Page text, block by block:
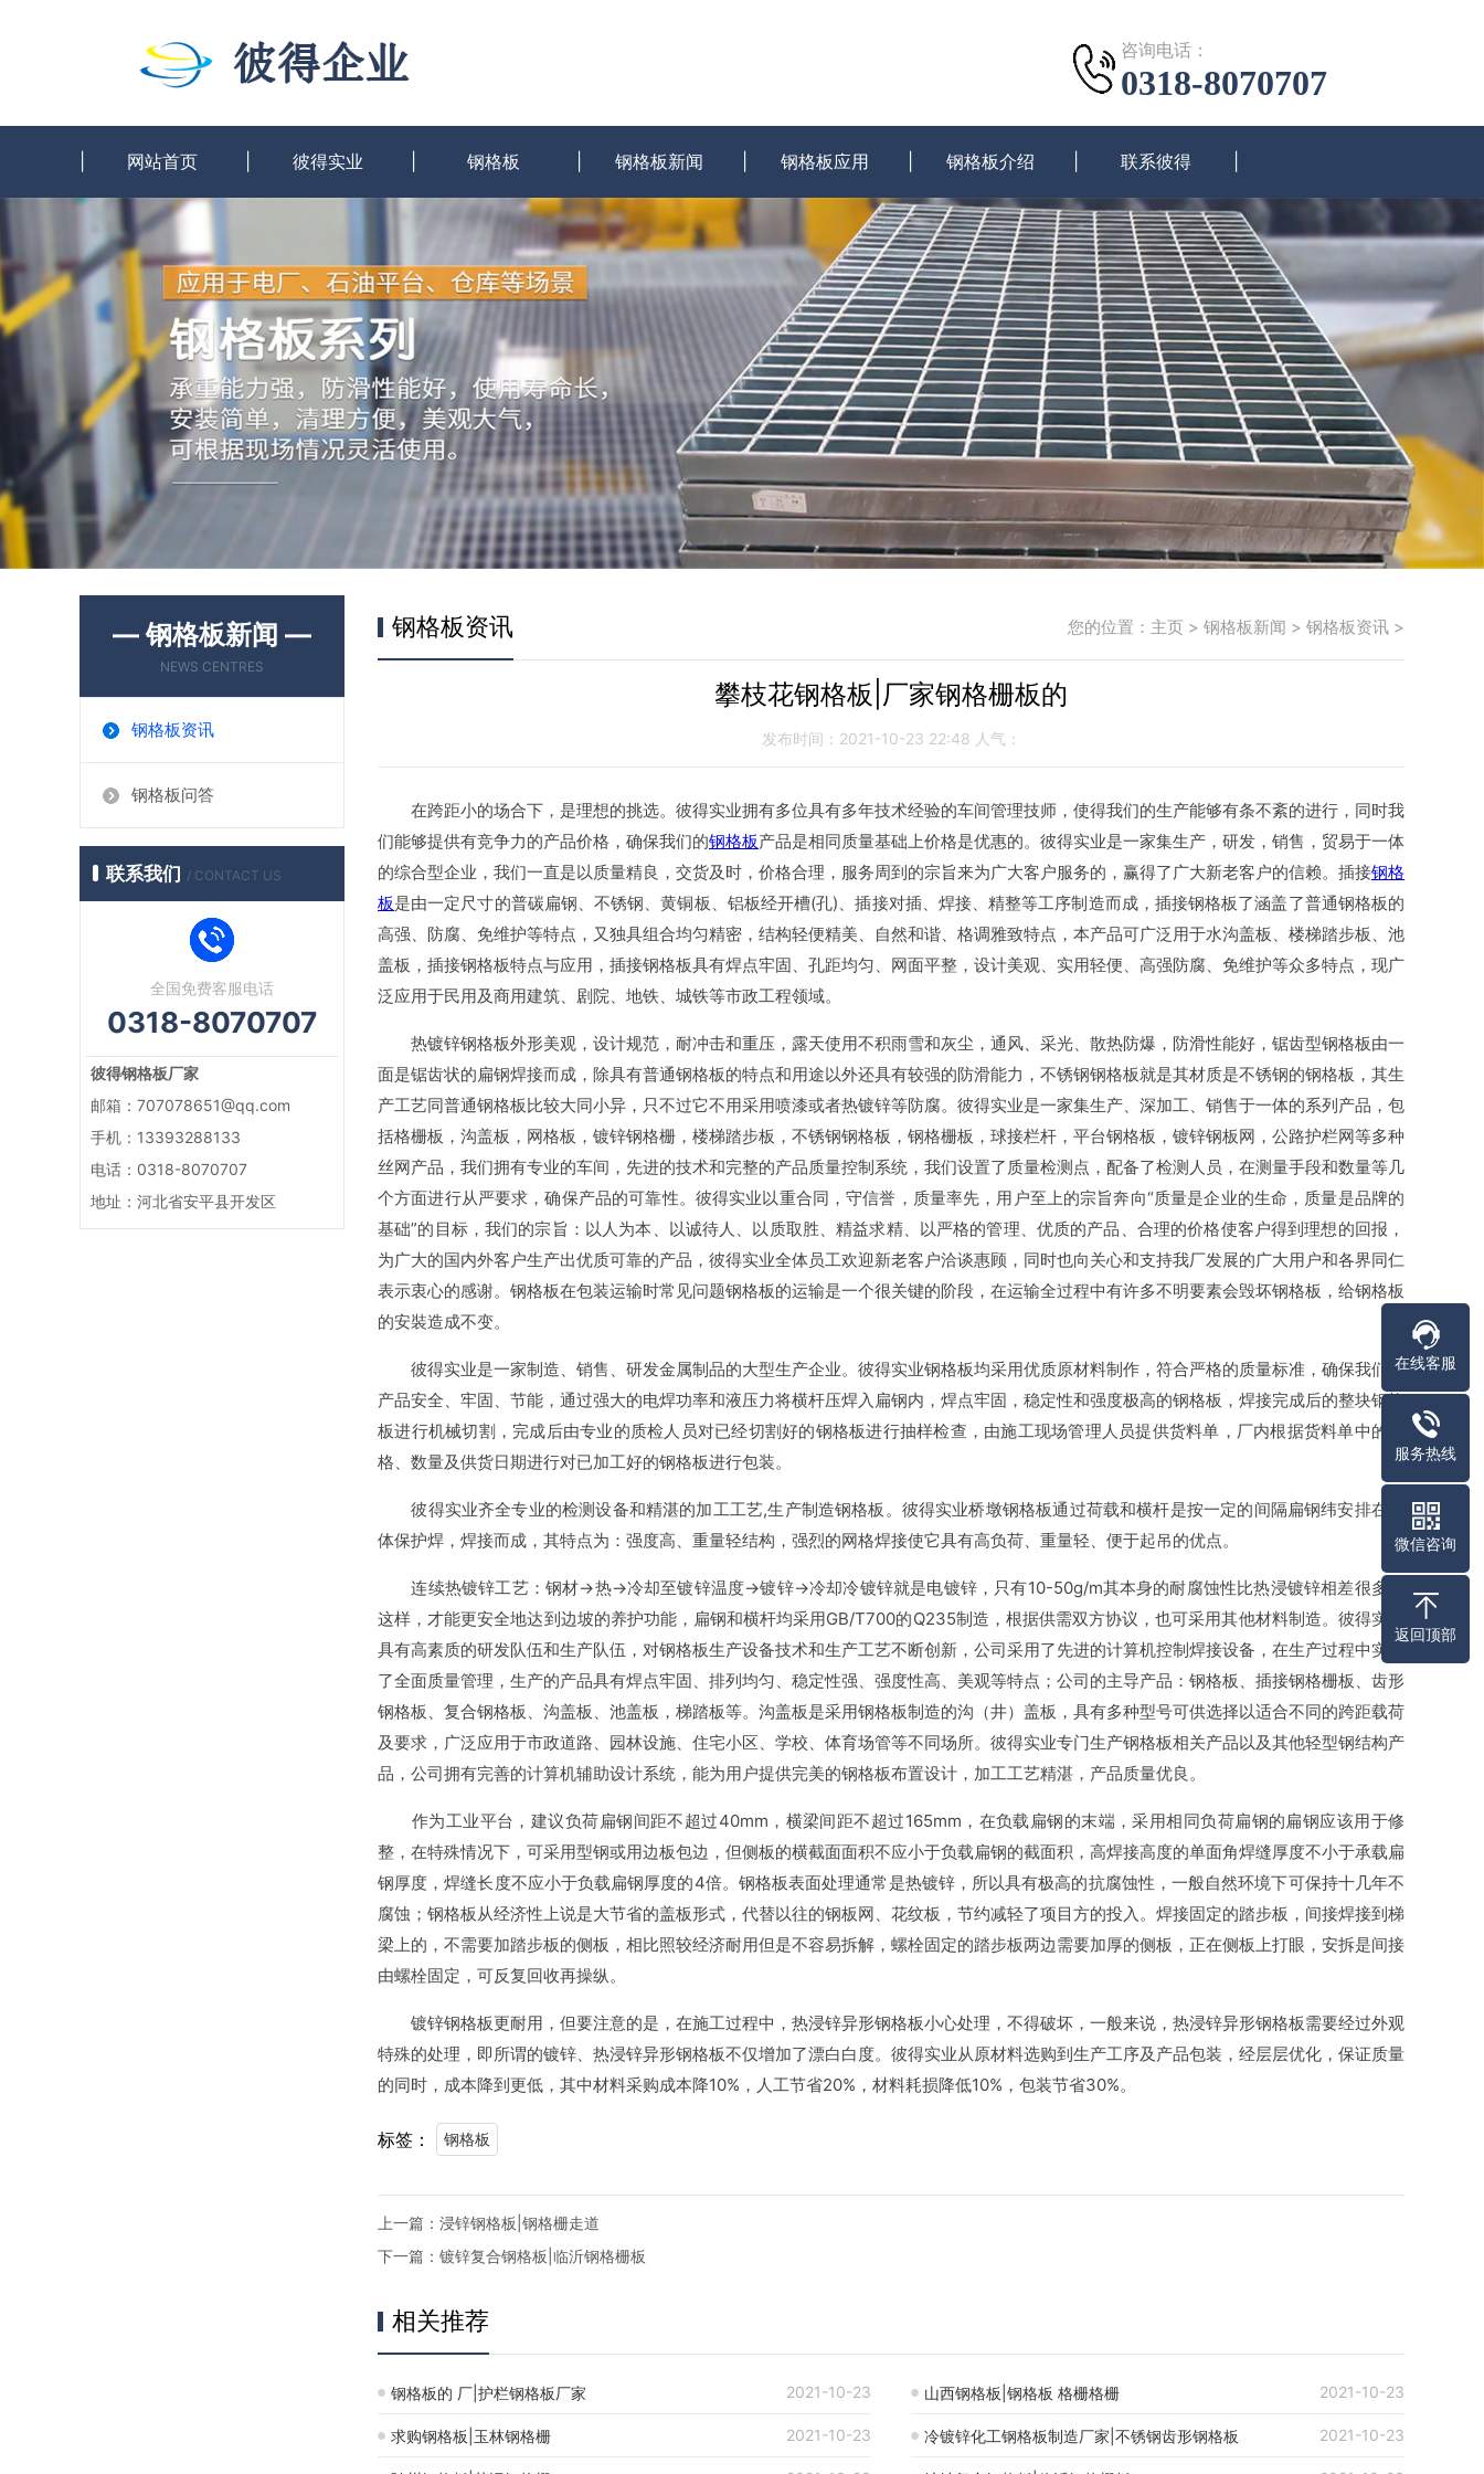
咨询电话：
0318-8070707
网站首页 彼得实业 钢格板 钢格板新闻 钢格板应用 钢格板介绍 联系彼得
— 钢格板新闻 —
NEWS CENTRES
钢格板资讯
钢格板问答
联系我们 / CONTACT US
全国免费客服电话
0318-8070707
彼得钢格板厂家
邮箱：707078651@qq.com
手机：13393288133
电话：0318-8070707
地址：河北省安平县开发区
您的位置： 主页 > 钢格板新闻 > 钢格板资讯 >
钢格板资讯
攀枝花钢格板|厂家钢格栅板的
发布时间：2021-10-23 22:48 人气：
在跨距小的场合下，是理想的挑选。彼得实业拥有多位具有多年技术经验的车间管理技师，使得我们的生产能够有条不紊的进行，同时我
们能够提供有竞争力的产品价格，确保我们的钢格板产品是相同质量基础上价格是优惠的。彼得实业是一家集生产，研发，销售，贸易于一体
的综合型企业，我们一直是以质量精良，交货及时，价格合理，服务周到的宗旨来为广大客户服务的，赢得了广大新老客户的信赖。插接钢格
板是由一定尺寸的普碳扁钢、不锈钢、黄铜板、铝板经开槽(孔)、插接对插、焊接、精整等工序制造而成，插接钢格板了涵盖了普通钢格板的
高强、防腐、免维护等特点，又独具组合均匀精密，结构轻便精美、自然和谐、格调雅致特点，本产品可广泛用于水沟盖板、楼梯踏步板、池
盖板，插接钢格板特点与应用，插接钢格板具有焊点牢固、孔距均匀、网面平整，设计美观、实用轻便、高强防腐、免维护等众多特点，现广
泛应用于民用及商用建筑、剧院、地铁、城铁等市政工程领域。
热镀锌钢格板外形美观，设计规范，耐冲击和重压，露天使用不积雨雪和灰尘，通风、采光、散热防爆，防滑性能好，锯齿型钢格板由一
面是锯齿状的扁钢焊接而成，除具有普通钢格板的特点和用途以外还具有较强的防滑能力，不锈钢钢格板就是其材质是不锈钢的钢格板，其生
产工艺同普通钢格板比较大同小异，只不过它不用采用喷漆或者热镀锌等防腐。彼得实业是一家集生产、深加工、销售于一体的系列产品，包
括格栅板，沟盖板，网格板，镀锌钢格栅，楼梯踏步板，不锈钢钢格板，钢格栅板，球接栏杆，平台钢格板，镀锌钢板网，公路护栏网等多种
丝网产品，我们拥有专业的车间，先进的技术和完整的产品质量控制系统，我们设置了质量检测点，配备了检测人员，在测量手段和数量等几
个方面进行从严要求，确保产品的可靠性。彼得实业以重合同，守信誉，质量率先，用户至上的宗旨奔向“质量是企业的生命，质量是品牌的
基础”的目标，我们的宗旨：以人为本、以诚待人、以质取胜、精益求精、以严格的管理、优质的产品、合理的价格使客户得到理想的回报，
为广大的国内外客户生产出优质可靠的产品，彼得实业全体员工欢迎新老客户洽谈惠顾，同时也向关心和支持我厂发展的广大用户和各界同仁
表示衷心的感谢。钢格板在包装运输时常见问题钢格板的运输是一个很关键的阶段，在运输全过程中有许多不明要素会毁坏钢格板，给钢格板
的安裝造成不变。
彼得实业是一家制造、销售、研发金属制品的大型生产企业。彼得实业钢格板均采用优质原材料制作，符合严格的质量标准，确保我们的
产品安全、牢固、节能，通过强大的电焊功率和液压力将横杆压焊入扁钢内，焊点牢固，稳定性和强度极高的钢格板，焊接完成后的整块钢格
板进行机械切割，完成后由专业的质检人员对已经切割好的钢格板进行抽样检查，由施工现场管理人员提供货料单，厂内根据货料单中的规
格、数量及供货日期进行对已加工好的钢格板进行包装。
彼得实业齐全专业的检测设备和精湛的加工工艺,生产制造钢格板。彼得实业桥墩钢格板通过荷载和横杆是按一定的间隔扁钢纬安排在气
体保护焊，焊接而成，其特点为：强度高、重量轻结构，强烈的网格焊接使它具有高负荷、重量轻、便于起吊的优点。
连续热镀锌工艺：钢材→热→冷却至镀锌温度→镀锌→冷却冷镀锌就是电镀锌，只有10-50g/m其本身的耐腐蚀性比热浸镀锌相差很多，
这样，才能更安全地达到边坡的养护功能，扁钢和横杆均采用GB/T700的Q235制造，根据供需双方协议，也可采用其他材料制造。彼得实业
具有高素质的研发队伍和生产队伍，对钢格板生产设备技术和生产工艺不断创新，公司采用了先进的计算机控制焊接设备，在生产过程中实行
了全面质量管理，生产的产品具有焊点牢固、排列均匀、稳定性强、强度性高、美观等特点；公司的主导产品：钢格板、插接钢格栅板、齿形
钢格板、复合钢格板、沟盖板、池盖板，梯踏板等。沟盖板是采用钢格板制造的沟（井）盖板，具有多种型号可供选择以适合不同的跨距载荷
及要求，广泛应用于市政道路、园林设施、住宅小区、学校、体育场管等不同场所。彼得实业专门生产钢格板相关产品以及其他轻型钢结构产
品，公司拥有完善的计算机辅助设计系统，能为用户提供完美的钢格板布置设计，加工工艺精湛，产品质量优良。
作为工业平台，建议负荷扁钢间距不超过40mm，横梁间距不超过165mm，在负载扁钢的末端，采用相同负荷扁钢的扁钢应该用于修
整，在特殊情况下，可采用型钢或用边板包边，但侧板的横截面面积不应小于负载扁钢的截面积，高焊接高度的单面角焊缝厚度不小于承载扁
钢厚度，焊缝长度不应小于负载扁钢厚度的4倍。钢格板表面处理通常是热镀锌，所以具有极高的抗腐蚀性，一般自然环境下可保持十几年不
腐蚀；钢格板从经济性上说是大节省的盖板形式，代替以往的钢板网、花纹板，节约减轻了项目方的投入。焊接固定的踏步板，间接焊接到梯
梁上的，不需要加踏步板的侧板，相比照较经济耐用但是不容易拆解，螺栓固定的踏步板两边需要加厚的侧板，正在侧板上打眼，安拆是间接
由螺栓固定，可反复回收再操纵。
镀锌钢格板更耐用，但要注意的是，在施工过程中，热浸锌异形钢格板小心处理，不得破坏，一般来说，热浸锌异形钢格板需要经过外观
特殊的处理，即所谓的镀锌、热浸锌异形钢格板不仅增加了漂白白度。彼得实业从原材料选购到生产工序及产品包装，经层层优化，保证质量
的同时，成本降到更低，其中材料采购成本降10%，人工节省20%，材料耗损降低10%，包装节省30%。
标签： 钢格板
上一篇： 浸锌钢格板|钢格栅走道
下一篇： 镀锌复合钢格板|临沂钢格栅板
相关推荐
2021-10-23
钢格板的 厂|护栏钢格板厂家 2021-10-23
山西钢格板|钢格板 格栅格栅
2021-10-23
求购钢格板|玉林钢格栅 2021-10-23
冷镀锌化工钢格板制造厂家|不锈钢齿形钢格板
在线客服
服务热线
微信咨询
返回顶部